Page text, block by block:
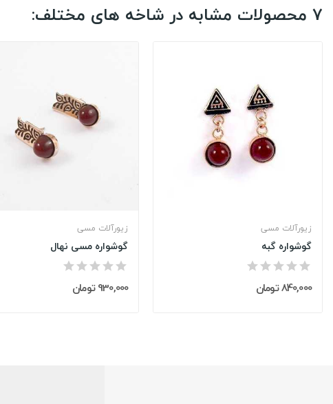
7 محصولات مشابه در شاخه های مختلف:
زیورآلات مسی
گوشواره مسی نهال
930,000 تومان
زیورآلات مسی
گوشواره گبه
840,000 تومان